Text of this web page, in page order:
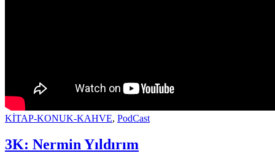
KİTAP-KONUK-KAHVE, PodCast
3K: Nermin Yıldırım